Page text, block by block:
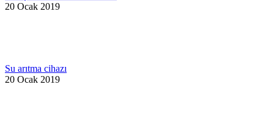
20 Ocak 2019
Su arıtma cihazı
20 Ocak 2019